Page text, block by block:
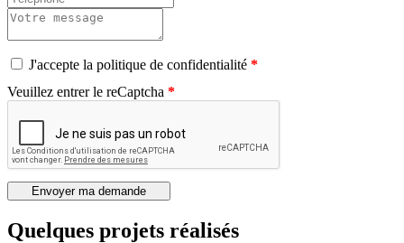
J'accepte la politique de confidentialité
Veuillez entrer le reCaptcha
Envoyer ma demande
Quelques projets réalisés